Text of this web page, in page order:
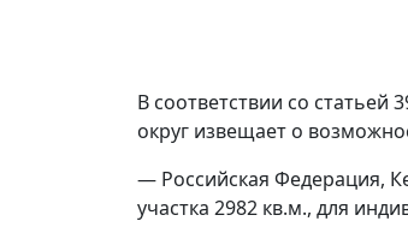
В соответствии со
округ извещает о
— Российская Федерация,
участка 2982 кв.м., для